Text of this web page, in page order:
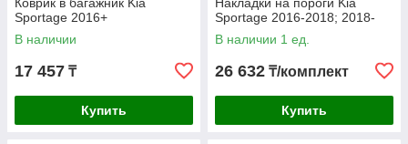
Sportage 2016+
В наличии
17 457 ₸
Купить
Sportage 2016-2018; 2018-
В наличии 1 ед.
26 632 ₸/комплект
Купить